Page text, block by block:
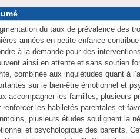
du taux de prévalence des
années en petite enfance
à la demande pour des
ainsi en attente et sans soutien
combinée aux inquiétudes quant à
sur le bien-être émotionnel et
accompagner les familles, plusieurs
renforcer les habiletés parentales et
plusieurs études soulignent la
et psychologique des parents.